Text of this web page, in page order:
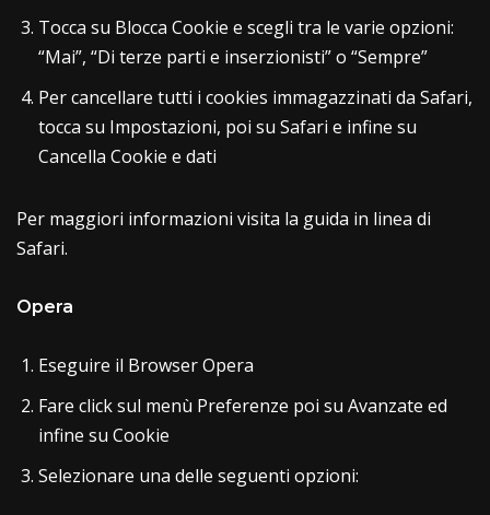
Tocca su Blocca Cookie e scegli tra le varie opzioni:
“Mai”, “Di terze parti e inserzionisti” o “Sempre”
Per cancellare tutti i cookies immagazzinati da Safari,
tocca su Impostazioni, poi su Safari e infine su
Cancella Cookie e dati
Per maggiori informazioni visita la guida in linea di
Safari.
Opera
Eseguire il Browser Opera
Fare click sul menù Preferenze poi su Avanzate ed
infine su Cookie
Selezionare una delle seguenti opzioni: